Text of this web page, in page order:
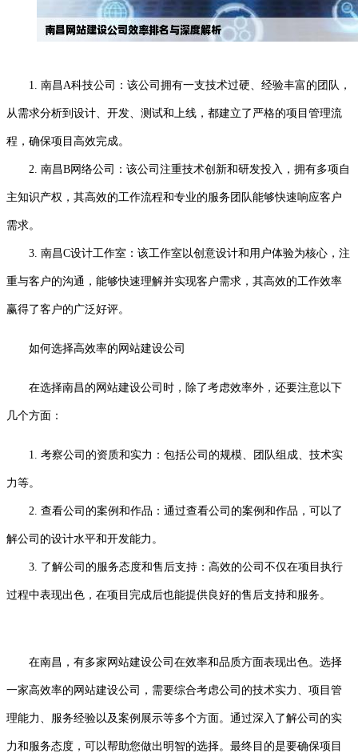
1. 南昌A科技公司：该公司拥有一支技术过硬、经验丰富的团队，
从需求分析到设计、开发、测试和上线，都建立了严格的项目管理流
程，确保项目高效完成。
2. 南昌B网络公司：该公司注重技术创新和研发投入，拥有多项自
主知识产权，其高效的工作流程和专业的服务团队能够快速响应客户
需求。
3. 南昌C设计工作室：该工作室以创意设计和用户体验为核心，注
重与客户的沟通，能够快速理解并实现客户需求，其高效的工作效率
赢得了客户的广泛好评。
如何选择高效率的网站建设公司
在选择南昌的网站建设公司时，除了考虑效率外，还要注意以下
几个方面：
1. 考察公司的资质和实力：包括公司的规模、团队组成、技术实
力等。
2. 查看公司的案例和作品：通过查看公司的案例和作品，可以了
解公司的设计水平和开发能力。
3. 了解公司的服务态度和售后支持：高效的公司不仅在项目执行
过程中表现出色，在项目完成后也能提供良好的售后支持和服务。
在南昌，有多家网站建设公司在效率和品质方面表现出色。选择
一家高效率的网站建设公司，需要综合考虑公司的技术实力、项目管
理能力、服务经验以及案例展示等多个方面。通过深入了解公司的实
力和服务态度，可以帮助您做出明智的选择。最终目的是要确保项目